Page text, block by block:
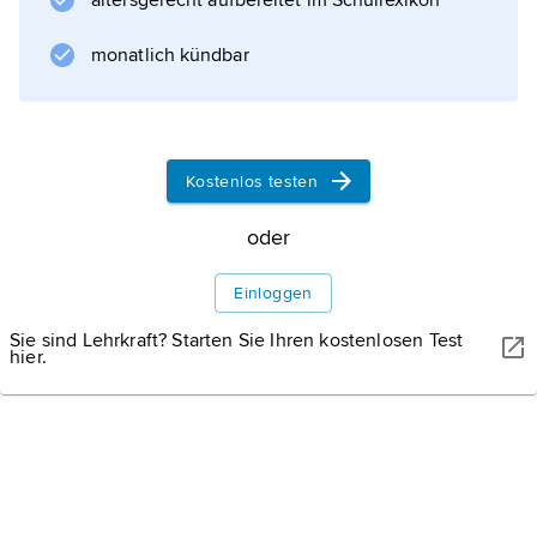
monatlich kündbar
Kostenlos testen
oder
Einloggen
Sie sind Lehrkraft? Starten Sie Ihren kostenlosen Test
hier.